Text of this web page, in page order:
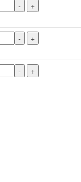
- +
- +
- +